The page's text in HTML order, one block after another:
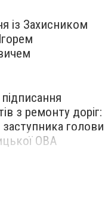
із Захисником
з ремонту доріг:
голови
ОВА